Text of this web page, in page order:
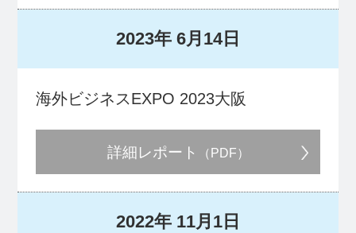
2023年 6月14日
海外ビジネスEXPO 2023大阪
詳細レポート （PDF）
2022年 11月1日